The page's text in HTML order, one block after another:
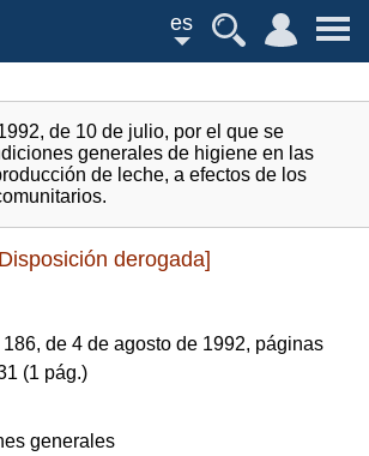
es
de 10 de julio, por el que se
generales de higiene en las
de leche, a efectos de los
derogada]
186, de 4 de agosto de 1992, páginas
(1 pág.)
generales